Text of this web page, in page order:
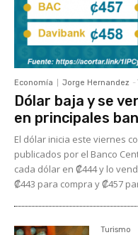
Economía Jorge Hernandez -
Dólar baja y se
en principales
El dólar inicia este viernes
publicados por el Banco
cada dólar en ₡444 y lo
₡443 para compra y ₡457
Turismo